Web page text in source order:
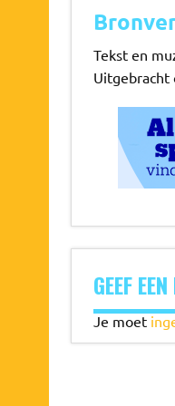
Tekst en
GEEF
Je moet